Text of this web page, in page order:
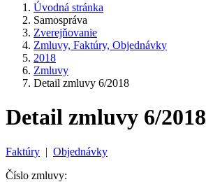
Úvodná stránka
Samospráva
Zverejňovanie
Zmluvy, Faktúry, Objednávky
2018
Zmluvy
Detail zmluvy 6/2018
Detail zmluvy 6/2018
Faktúry | Objednávky
Číslo zmluvy: